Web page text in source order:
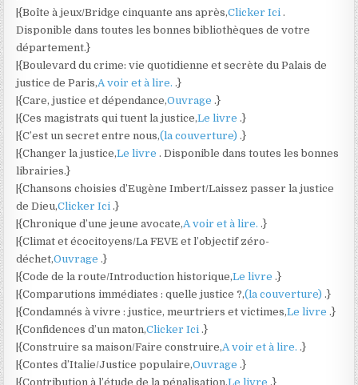
|{Boîte à jeux/Bridge cinquante ans après,Clicker Ici.
Disponible dans toutes les bonnes bibliothèques de votre
département.}
|{Boulevard du crime: vie quotidienne et secrète du Palais de
justice de Paris,A voir et à lire..}
|{Care, justice et dépendance,Ouvrage.}
|{Ces magistrats qui tuent la justice,Le livre.}
|{C’est un secret entre nous,(la couverture).}
|{Changer la justice,Le livre. Disponible dans toutes les bonnes
librairies.}
|{Chansons choisies d’Eugène Imbert/Laissez passer la justice
de Dieu,Clicker Ici.}
|{Chronique d’une jeune avocate,A voir et à lire..}
|{Climat et écocitoyens/La FEVE et l’objectif zéro-
déchet,Ouvrage.}
|{Code de la route/Introduction historique,Le livre.}
|{Comparutions immédiates : quelle justice ?,(la couverture).}
|{Condamnés à vivre : justice, meurtriers et victimes,Le livre.}
|{Confidences d’un maton,Clicker Ici.}
|{Construire sa maison/Faire construire,A voir et à lire..}
|{Contes d’Italie/Justice populaire,Ouvrage.}
|{Contribution à l’étude de la pénalisation,Le livre.}